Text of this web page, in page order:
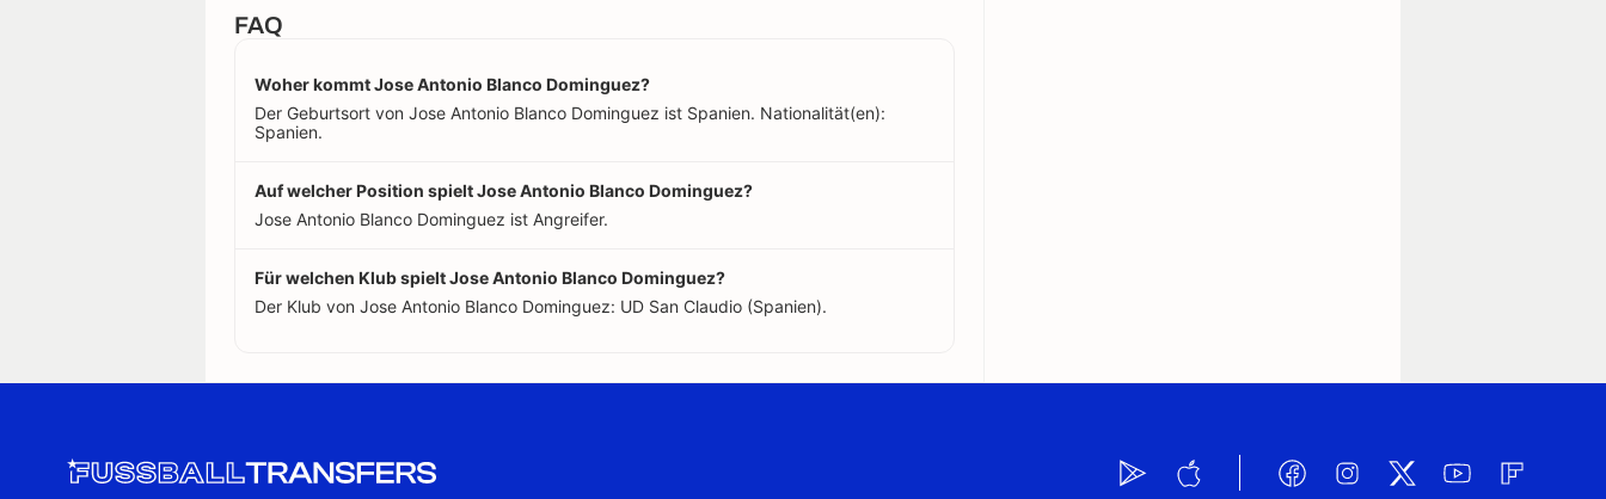
FAQ
Woher kommt Jose Antonio Blanco Dominguez?
Der Geburtsort von Jose Antonio Blanco Dominguez ist Spanien. Nationalität(en):
Spanien.
Auf welcher Position spielt Jose Antonio Blanco Dominguez?
Jose Antonio Blanco Dominguez ist Angreifer.
Für welchen Klub spielt Jose Antonio Blanco Dominguez?
Der Klub von Jose Antonio Blanco Dominguez: UD San Claudio (Spanien).